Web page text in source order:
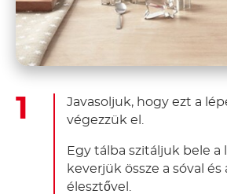
Javasoljuk, hogy ezt a
végezzük el.
Egy tálba szitáljuk bele a
keverjük össze a sóval és
élesztővel.